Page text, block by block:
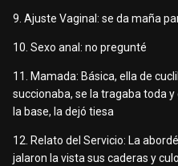
9. Ajuste Vaginal: se da maña
10. Sexo anal: no pregunté
11. Mamada: Básica, ella de
succionaba, se la tragaba toda
la base, la dejó tiesa
12. Relato del Servicio: La
jalaron la vista sus caderas y